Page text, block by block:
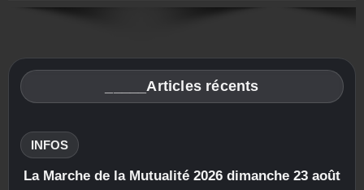
_____Articles récents
INFOS
La Marche de la Mutualité 2026 dimanche 23 août